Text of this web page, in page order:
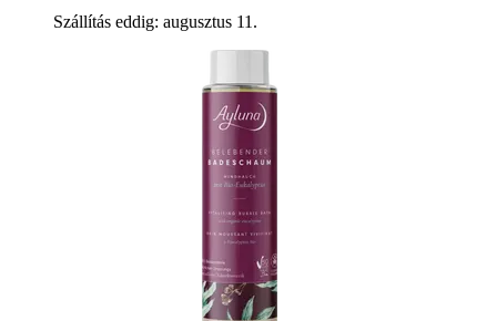
Szállítás eddig: augusztus 11.